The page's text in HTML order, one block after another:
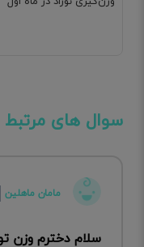
سوال های مرتبط
مامان ماهلین